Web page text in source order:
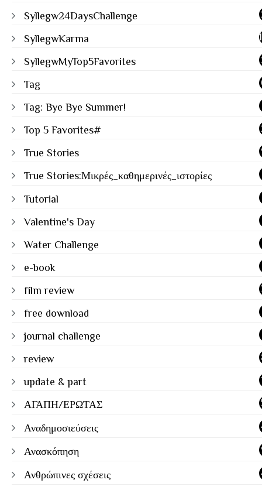
Syllegw24DaysChallenge
SyllegwKarma
SyllegwMyTop5Favorites
Tag
Tag: Bye Bye Summer!
Top 5 Favorites#
True Stories
True Stories:Μικρές_καθημερινές_ιστορίες
Tutorial
Valentine's Day
Water Challenge
e-book
film review
free download
journal challenge
review
update & part
ΑΓΑΠΗ/ΕΡΩΤΑΣ
Αναδημοσιεύσεις
Ανασκόπηση
Ανθρώπινες σχέσεις